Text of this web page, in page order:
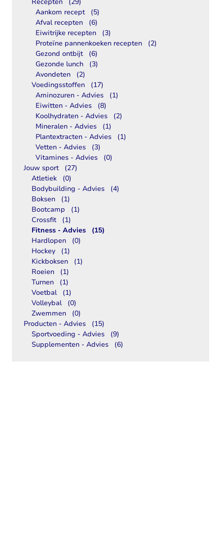
Aankom recept
(5)
Afval recepten
(6)
Eiwitrijke recepten
(3)
Proteïne pannenkoeken recepten
(2)
Gezond ontbijt
(6)
Gezonde lunch
(3)
Avondeten
(2)
Voedingsstoffen
(17)
Aminozuren - Advies
(1)
Eiwitten - Advies
(8)
Koolhydraten - Advies
(2)
Mineralen - Advies
(1)
Plantextracten - Advies
(1)
Vetten - Advies
(3)
Vitamines - Advies
(0)
Jouw sport
(27)
Atletiek
(0)
Bodybuilding - Advies
(4)
Boksen
(1)
Bootcamp
(1)
Crossfit
(1)
Fitness - Advies
(15)
Hardlopen
(0)
Hockey
(1)
Kickboksen
(1)
Roeien
(1)
Turnen
(1)
Voetbal
(1)
Volleybal
(0)
Zwemmen
(0)
Producten - Advies
(15)
Sportvoeding - Advies
(9)
Supplementen - Advies
(6)